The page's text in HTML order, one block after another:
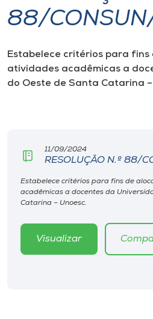
I.nova
Diplomados
Editora
Rádio
88/
Estabelece critérios para fins
atividades acadêmicas a
do Oeste de Santa Catarina –
11/09/2024
RESOLUÇÃO N.º 88/
Estabelece critérios para fins de
acadêmicas a docentes da
Catarina – Unoesc.
Visualizar